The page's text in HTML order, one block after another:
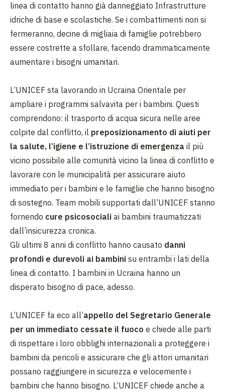
linea di contatto hanno già danneggiato Infrastrutture
idriche di base e scolastiche. Se i combattimenti non si
fermeranno, decine di migliaia di famiglie potrebbero
essere costrette a sfollare, facendo drammaticamente
aumentare i bisogni umanitari.
L’UNICEF sta lavorando in Ucraina Orientale per
ampliare i programmi salvavita per i bambini. Questi
comprendono: il trasporto di acqua sicura nelle aree
colpite dal conflitto, il preposizionamento di aiuti per
la salute, l’igiene e l’istruzione di emergenza il più
vicino possibile alle comunità vicino la linea di conflitto e
lavorare con le municipalità per assicurare aiuto
immediato per i bambini e le famiglie che hanno bisogno
di sostegno. Team mobili supportati dall’UNICEF stanno
fornendo cure psicosociali ai bambini traumatizzati
dall’insicurezza cronica.
Gli ultimi 8 anni di conflitto hanno causato danni
profondi e durevoli ai bambini su entrambi i lati della
linea di contatto. I bambini in Ucraina hanno un
disperato bisogno di pace, adesso.
L’UNICEF fa eco all’appello del Segretario Generale
per un immediato cessate il fuoco e chiede alle parti
di rispettare i loro obblighi internazionali a proteggere i
bambini da pericoli e assicurare che gli attori umanitari
possano raggiungere in sicurezza e velocemente i
bambini che hanno bisogno. L’UNICEF chiede anche a